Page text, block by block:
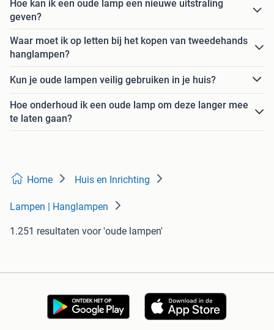
Hoe kan ik een oude lamp een nieuwe uitstraling
geven?
Waar moet ik op letten bij het kopen van tweedehands
hanglampen?
Kun je oude lampen veilig gebruiken in je huis?
Hoe onderhoud ik een oude lamp om deze langer mee
te laten gaan?
Home Huis en Inrichting
Lampen | Hanglampen
1.251 resultaten voor 'oude lampen'